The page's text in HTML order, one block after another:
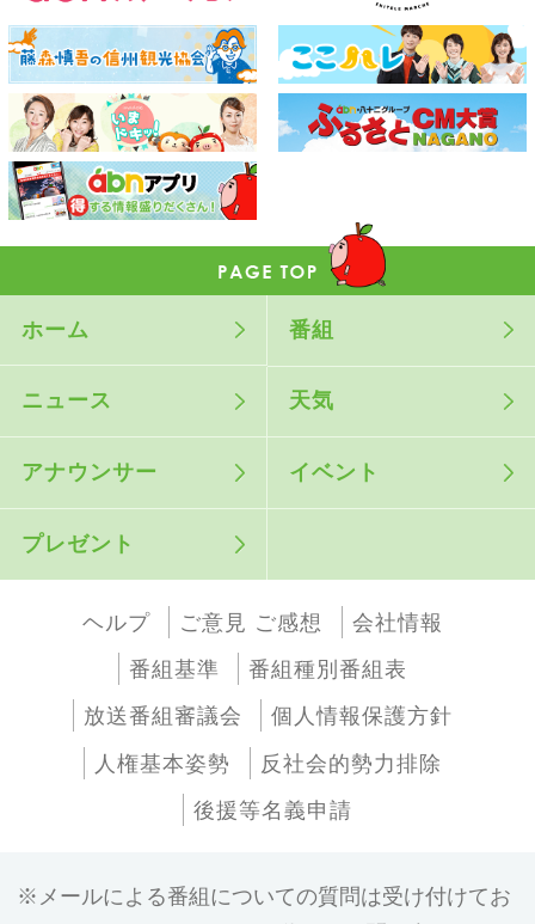
ホーム 番組
ニュース 天気
アナウンサー イベント
プレゼント
ヘルプ ご意見 ご感想
会社情報
番組基準
番組種別番組表
放送番組審議会
個人情報保護方針
人権基本姿勢
反社会的勢力排除
後援等名義申請
メールによる番組についての質問は受け付けてお